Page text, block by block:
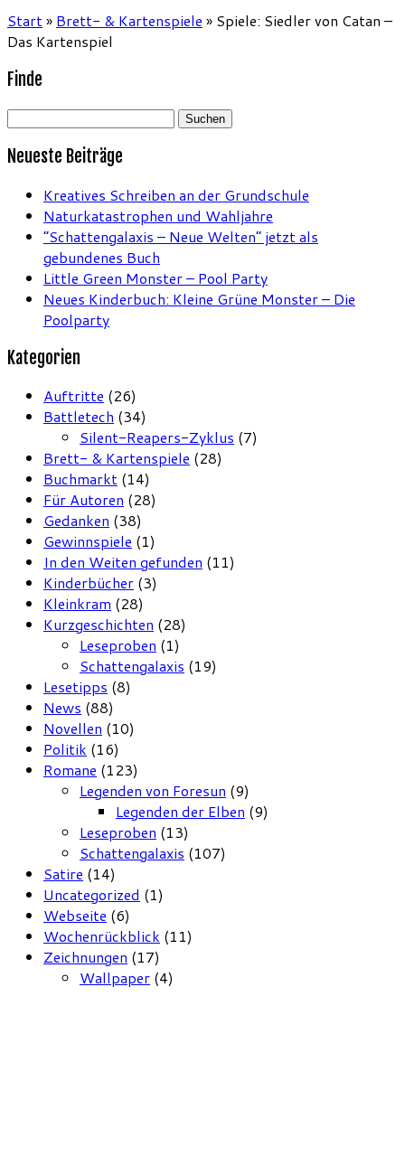
Start» Brett- & Kartenspiele » Spiele: Siedler von Catan –
Das Kartenspiel
Finde
Suchen
Neueste Beiträge
Kreatives Schreiben an der Grundschule
Naturkatastrophen und Wahljahre
“Schattengalaxis – Neue Welten” jetzt als
gebundenes Buch
Little Green Monster – Pool Party
Neues Kinderbuch: Kleine Grüne Monster – Die
Poolparty
Kategorien
Auftritte (26)
Battletech (34)
Silent-Reapers-Zyklus (7)
Brett- & Kartenspiele (28)
Buchmarkt (14)
Für Autoren (28)
Gedanken (38)
Gewinnspiele (1)
In den Weiten gefunden (11)
Kinderbücher (3)
Kleinkram (28)
Kurzgeschichten (28)
Leseproben (1)
Schattengalaxis (19)
Lesetipps (8)
News (88)
Novellen (10)
Politik (16)
Romane (123)
Legenden von Foresun (9)
Legenden der Elben (9)
Leseproben (13)
Schattengalaxis (107)
Satire (14)
Uncategorized (1)
Webseite (6)
Wochenrückblick (11)
Zeichnungen (17)
Wallpaper (4)